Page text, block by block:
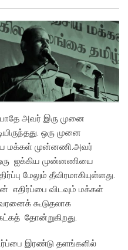
அவர் இரு முனை
ஒரு முனை
மக்கள் முன்னணி.அவர்
ஐக்கிய முன்னணியை
மேலும் தீவிரமாகியுள்ளது.
எதிர்ப்பை விடவும் மக்கள்
கூடுதலாக
தோன்றுகிறது.
இரண்டு தளங்களில்